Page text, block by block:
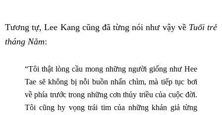
Tương tự, Lee Kang cũng đã từng nói như vậy về Tuổi trẻ
tháng Năm:
“Tôi thật lòng cầu mong những người giống như Hee
Tae sẽ không bị nỗi buồn nhấn chìm, mà tiếp tục bơi
về phía trước trong những cơn thủy triều của cuộc đời.
Tôi cũng hy vọng trái tim của những khán giả từng